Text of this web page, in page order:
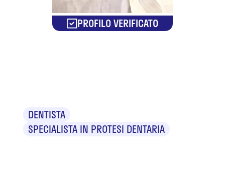
PROFILO VERIFICATO
DENTISTA
SPECIALISTA IN PROTESI DENTARIA